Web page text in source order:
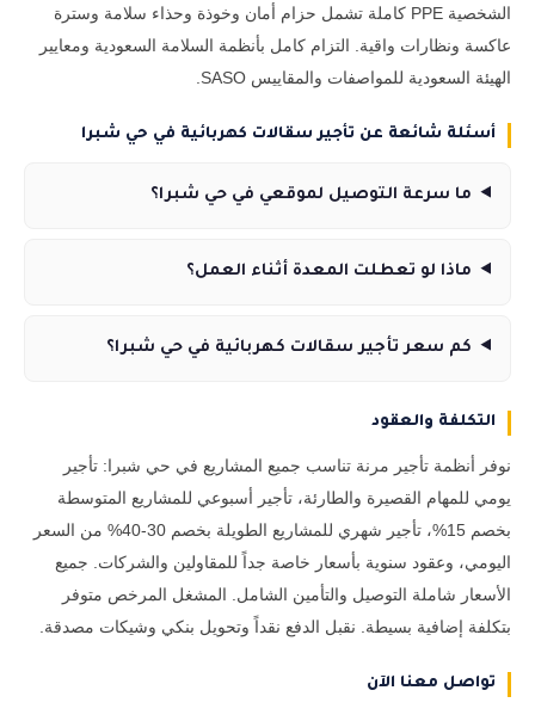
الشخصية PPE كاملة تشمل حزام أمان وخوذة وحذاء سلامة وسترة
عاكسة ونظارات واقية. التزام كامل بأنظمة السلامة السعودية ومعايير
الهيئة السعودية للمواصفات والمقاييس SASO.
أسئلة شائعة عن تأجير سقالات كهربائية في حي شبرا
ما سرعة التوصيل لموقعي في حي شبرا؟
ماذا لو تعطلت المعدة أثناء العمل؟
كم سعر تأجير سقالات كهربائية في حي شبرا؟
التكلفة والعقود
نوفر أنظمة تأجير مرنة تناسب جميع المشاريع في حي شبرا: تأجير
يومي للمهام القصيرة والطارئة، تأجير أسبوعي للمشاريع المتوسطة
بخصم 15%، تأجير شهري للمشاريع الطويلة بخصم 30-40% من السعر
اليومي، وعقود سنوية بأسعار خاصة جداً للمقاولين والشركات. جميع
الأسعار شاملة التوصيل والتأمين الشامل. المشغل المرخص متوفر
بتكلفة إضافية بسيطة. نقبل الدفع نقداً وتحويل بنكي وشيكات مصدقة.
تواصل معنا الآن